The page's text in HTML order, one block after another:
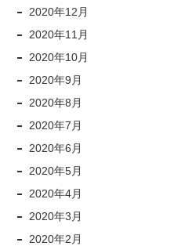
2020年12月
2020年11月
2020年10月
2020年9月
2020年8月
2020年7月
2020年6月
2020年5月
2020年4月
2020年3月
2020年2月